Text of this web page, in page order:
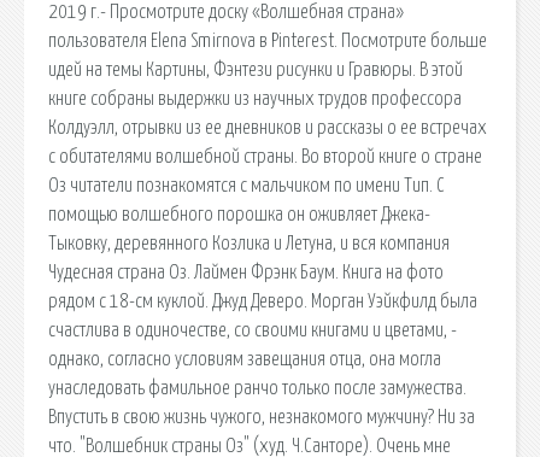
2019 г.- Просмотрите доску «Волшебная страна»
пользователя Elena Smirnova в Pinterest. Посмотрите больше
идей на темы Картины, Фэнтези рисунки и Гравюры. В этой
книге собраны выдержки из научных трудов профессора
Колдуэлл, отрывки из ее дневников и рассказы о ее встречах
с обитателями волшебной страны. Во второй книге о стране
Оз читатели познакомятся с мальчиком по имени Тип. С
помощью волшебного порошка он оживляет Джека-
Тыковку, деревянного Козлика и Летуна, и вся компания
Чудесная страна Оз. Лаймен Фрэнк Баум. Книга на фото
рядом с 18-см куклой. Джуд Деверо. Морган Уэйкфилд была
счастлива в одиночестве, со своими книгами и цветами, -
однако, согласно условиям завещания отца, она могла
унаследовать фамильное ранчо только после замужества.
Впустить в свою жизнь чужого, незнакомого мужчину? Ни за
что. "Волшебник страны Оз" (худ. Ч.Санторе). Очень мне